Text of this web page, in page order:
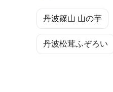
洋菓子
お酒
キッ
家電
丹波篠山 山の芋
丹波松茸ふぞろい